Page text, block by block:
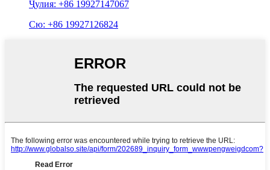
Ҷулия: +86 19927147067
Сю: +86 19927126824